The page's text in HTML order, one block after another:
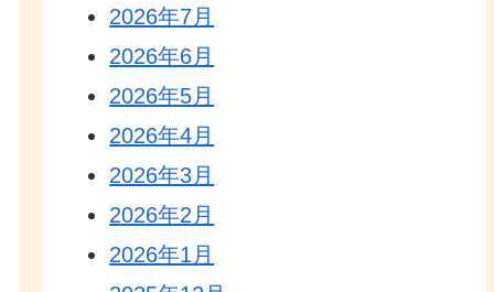
2026年7月
2026年6月
2026年5月
2026年4月
2026年3月
2026年2月
2026年1月